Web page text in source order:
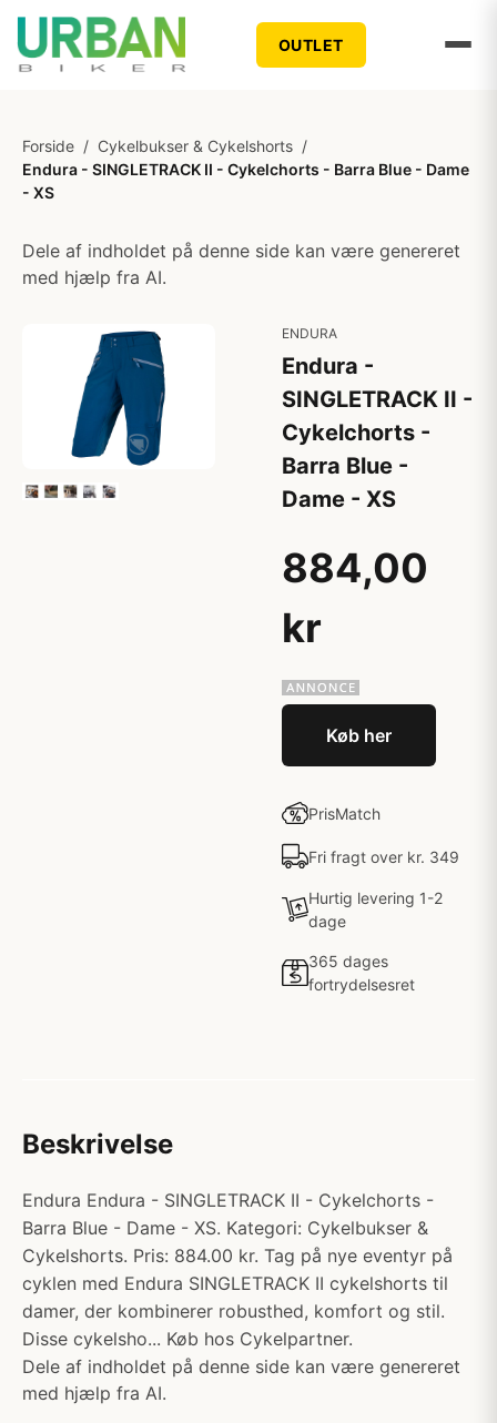
OUTLET
Forside / Cykelbukser & Cykelshorts /
Endura - SINGLETRACK II - Cykelchorts - Barra Blue - Dame
- XS
Dele af indholdet på denne side kan være genereret
med hjælp fra AI.
ENDURA
Endura -
SINGLETRACK II -
Cykelchorts -
Barra Blue -
Dame - XS
884,00
kr
Køb her
PrisMatch
Fri fragt over kr. 349
Hurtig levering 1-2
dage
365 dages
fortrydelsesret
Beskrivelse
Endura Endura - SINGLETRACK II - Cykelchorts -
Barra Blue - Dame - XS. Kategori: Cykelbukser &
Cykelshorts. Pris: 884.00 kr. Tag på nye eventyr på
cyklen med Endura SINGLETRACK II cykelshorts til
damer, der kombinerer robusthed, komfort og stil.
Disse cykelsho... Køb hos Cykelpartner.
Dele af indholdet på denne side kan være genereret
med hjælp fra AI.